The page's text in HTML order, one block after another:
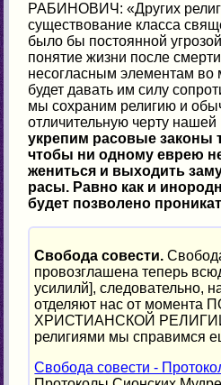
РАБИНОВИЧ: «Других
существование класса
было бы постоянной
понятие жизни после
несогласным элементам во
будет давать им силу
мы сохраним религию и
отличительную черту
укрепим расовые законы
чтобы ни одному еврею
жениться и выходить
расы. Равно как и
будет позволено
Свобода совести.
провозглашена теперь
усилилй], следовательно,
отделяют нас от
ХРИСТИАНСКОЙ
религиями мы справимся
Свобода совести -